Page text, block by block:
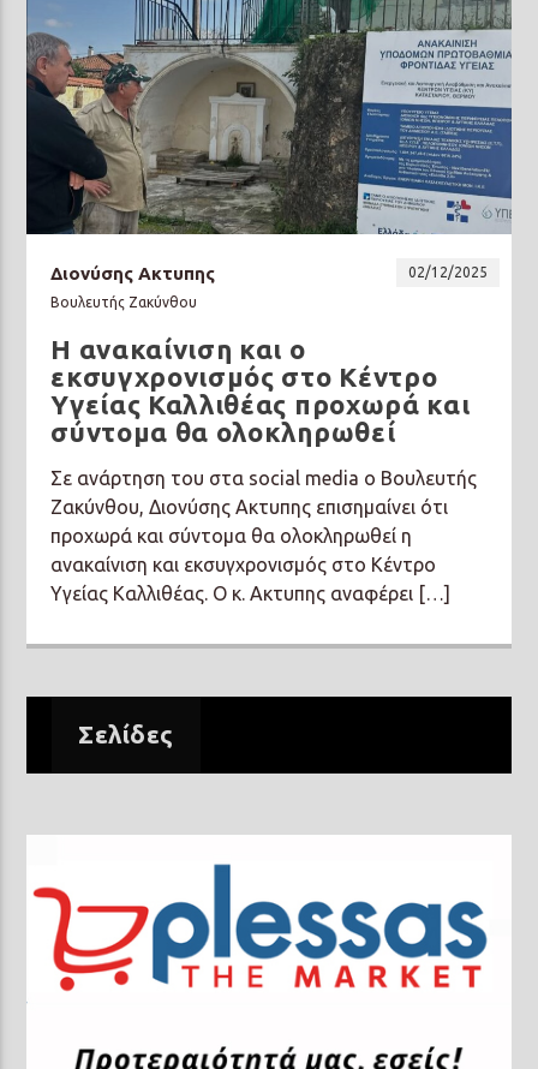
Διονύσης Ακτυπης
02/12/2025
Βουλευτής Ζακύνθου
Η ανακαίνιση και ο
εκσυγχρονισμός στο Κέντρο
Υγείας Καλλιθέας προχωρά και
σύντομα θα ολοκληρωθεί
Σε ανάρτηση του στα social media ο Βουλευτής
Ζακύνθου, Διονύσης Ακτυπης επισημαίνει ότι
προχωρά και σύντομα θα ολοκληρωθεί η
ανακαίνιση και εκσυγχρονισμός στο Κέντρο
Υγείας Καλλιθέας. Ο κ. Ακτυπης αναφέρει […]
Σελίδες